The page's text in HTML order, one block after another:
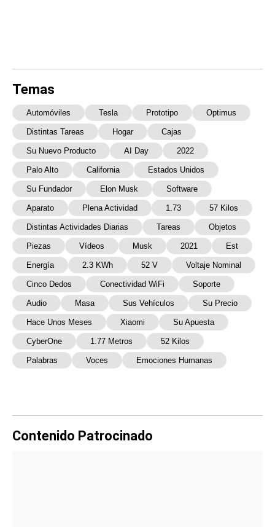
Temas
Automóviles Tesla Prototipo Optimus
Distintas Tareas Hogar Cajas
Su Nuevo Producto AI Day 2022
Palo Alto California Estados Unidos
Su Fundador Elon Musk Software
Aparato Plena Actividad 1.73 57 Kilos
Distintas Actividades Diarias Tareas Objetos
Piezas Vídeos Musk 2021 Est
Energía 2.3 KWh 52 V Voltaje Nominal
Cinco Dedos Conectividad WiFi Soporte
Audio Masa Sus Vehículos Su Precio
Hace Unos Meses Xiaomi Su Apuesta
CyberOne 1.77 Metros 52 Kilos
Palabras Voces Emociones Humanas
Contenido Patrocinado